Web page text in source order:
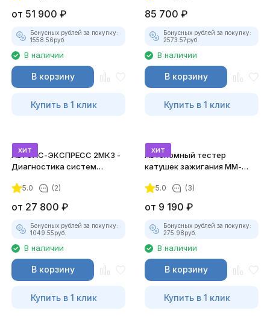
от 51 900 ₽
Бонусных рублей за покупку:
1558.56руб.
В наличии
В корзину
Купить в 1 клик
85 700 ₽
Бонусных рублей за покупку:
2573.57руб.
В наличии
В корзину
Купить в 1 клик
хит
АВТОАС-ЭКСПРЕСС 2МК3 -
Диагностика систем
5.0 (2)
от 27 800 ₽
Бонусных рублей за покупку:
1049.55руб.
В наличии
В корзину
Купить в 1 клик
хит
Автономный тестер
катушек зажигания ММ-
комплект)
5.0 (3)
от 9 190 ₽
Бонусных рублей за покупку:
275.98руб.
В наличии
В корзину
Купить в 1 клик